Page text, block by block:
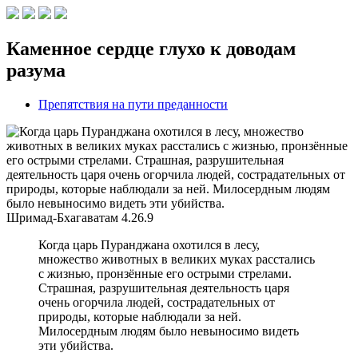
Каменное сердце глухо к доводам
разума
Препятствия на пути преданности
Шримад-Бхагаватам 4.26.9
Когда царь Пуранджана охотился в лесу,
множество животных в великих муках расстались
с жизнью, пронзённые его острыми стрелами.
Страшная, разрушительная деятельность царя
очень огорчила людей, сострадательных от
природы, которые наблюдали за ней.
Милосердным людям было невыносимо видеть
эти убийства.